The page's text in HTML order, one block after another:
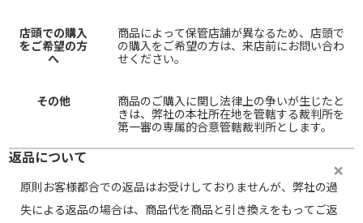
店頭での購入
をご希望の方
へ
商品によって保管店舗が異なるため、店頭で
の購入をご希望の方は、来店前にお問い合わ
せください。
その他
商品のご購入に関し法律上の争いが生じたと
きは、弊社の本社所在地を管轄する裁判所を
第一審の専属的合意管轄裁判所とします。
返品について
原則お客様都合での返品はお受けしておりませんが、弊社の過
失による返品の場合は、商品代を商品と引き換えをもってご返